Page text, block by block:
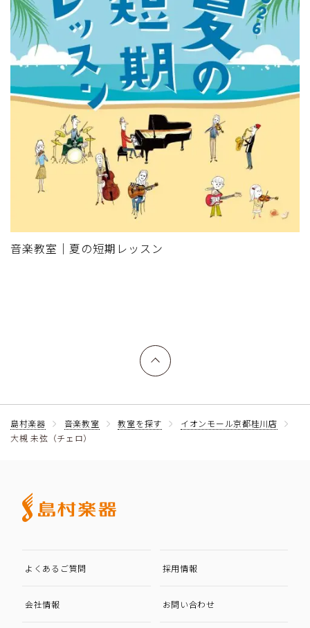
音楽教室｜夏の短期レッスン
上へ戻る
島村楽器 音楽教室 教室を探す
イオンモール京都桂川店
大槻 未弦（チェロ）
よくあるご質問 採用情報
会社情報 お問い合わせ